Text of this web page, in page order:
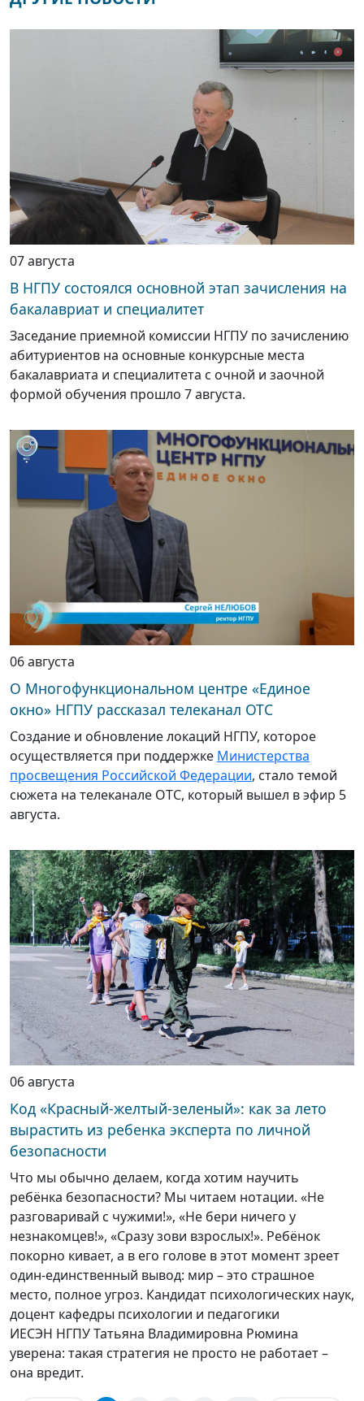
07 августа
В НГПУ состоялся основной этап зачисления на
бакалавриат и специалитет
Заседание приемной комиссии НГПУ по зачислению
абитуриентов на основные конкурсные места
бакалавриата и специалитета с очной и заочной
формой обучения прошло 7 августа.
06 августа
О Многофункциональном центре «Единое
окно» НГПУ рассказал телеканал ОТС
Создание и обновление локаций НГПУ, которое
осуществляется при поддержке Министерства
просвещения Российской Федерации, стало темой
сюжета на телеканале ОТС, который вышел в эфир 5
августа.
06 августа
Код «Красный-желтый-зеленый»: как за лето
вырастить из ребенка эксперта по личной
безопасности
Что мы обычно делаем, когда хотим научить
ребёнка безопасности? Мы читаем нотации. «Не
разговаривай с чужими!», «Не бери ничего у
незнакомцев!», «Сразу зови взрослых!». Ребёнок
покорно кивает, а в его голове в этот момент зреет
один-единственный вывод: мир – это страшное
место, полное угроз. Кандидат психологических наук,
доцент кафедры психологии и педагогики
ИЕСЭН НГПУ Татьяна Владимировна Рюмина
уверена: такая стратегия не просто не работает –
она вредит.